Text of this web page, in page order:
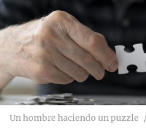
Un hombre haciendo un puzzle